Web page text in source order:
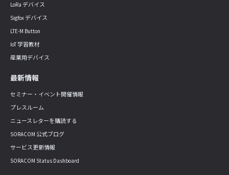
LoRa デバイス
Sigfox デバイス
LTE-M Button
IoT 学習教材
産業用デバイス
最新情報
セミナー・イベント開催情報
プレスルーム
ニュースレターを購読する
SORACOM 公式ブログ
サービス更新情報
SORACOM Status Dashboard